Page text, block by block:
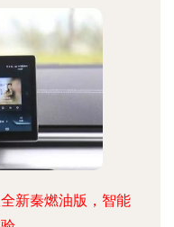
新秦燃油版，智能